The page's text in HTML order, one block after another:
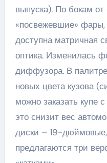
выпуска). По бокам от
«посвежевшие» фары,
доступна матричная
оптика. Изменилась
диффузора. В
новых цвета кузова
можно заказать купе
это снизит вес
диски – 19-
предлагаются три